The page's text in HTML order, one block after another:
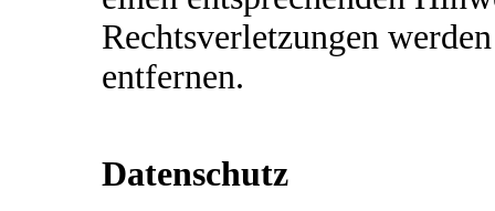
Rechtsverletzungen
entfernen.
Datenschutz